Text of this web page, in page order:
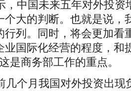
中国未来五年对外投资
个大的判断。也就是说，
行列。同时，将会更加看
业国际化经营的程度，和
是商务部工作的重点。
个月我国对外投资出现